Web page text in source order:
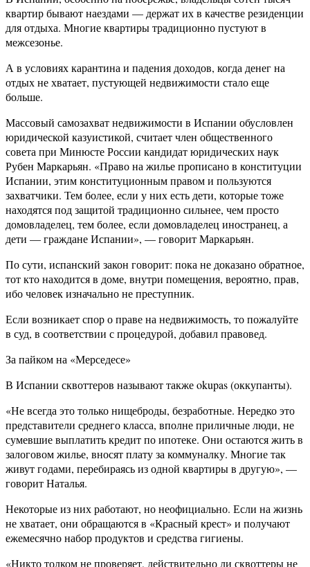
квартир бывают наездами — держат их в качестве резиденции
для отдыха. Многие квартиры традиционно пустуют в
межсезонье.
А в условиях карантина и падения доходов, когда денег на
отдых не хватает, пустующей недвижимости стало еще
больше.
Массовый самозахват недвижимости в Испании обусловлен
юридической казуистикой, считает член общественного
совета при Минюсте России кандидат юридических наук
Рубен Маркарьян. «Право на жилье прописано в конституции
Испании, этим конституционным правом и пользуются
захватчики. Тем более, если у них есть дети, которые тоже
находятся под защитой традиционно сильнее, чем просто
домовладелец, тем более, если домовладелец иностранец, а
дети — граждане Испании», — говорит Маркарьян.
По сути, испанский закон говорит: пока не доказано обратное,
тот кто находится в доме, внутри помещения, вероятно, прав,
ибо человек изначально не преступник.
Если возникает спор о праве на недвижимость, то пожалуйте
в суд, в соответствии с процедурой, добавил правовед.
За пайком на «Мерседесе»
В Испании сквоттеров называют также okupas (оккупанты).
«Не всегда это только нищеброды, безработные. Нередко это
представители среднего класса, вполне приличные люди, не
сумевшие выплатить кредит по ипотеке. Они остаются жить в
залоговом жилье, вносят плату за коммуналку. Многие так
живут годами, перебираясь из одной квартиры в другую», —
говорит Наталья.
Некоторые из них работают, но неофициально. Если на жизнь
не хватает, они обращаются в «Красный крест» и получают
ежемесячно набор продуктов и средства гигиены.
«Никто толком не проверяет, действительно ли сквоттеры не